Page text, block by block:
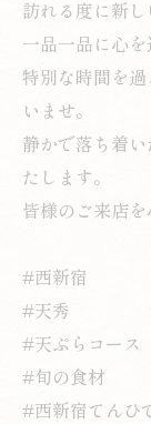
訪れる度に新
一品一品に心を
特別な時間を
いませ。
静かで落ち着
たします。
皆様のご来店
#西新宿
#天秀
#天ぷらコース
#旬の食材
#西新宿てんひ